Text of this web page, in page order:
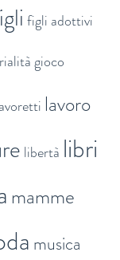
figli adottivi
gioco
lavoro
libertà libri
mamme
musica